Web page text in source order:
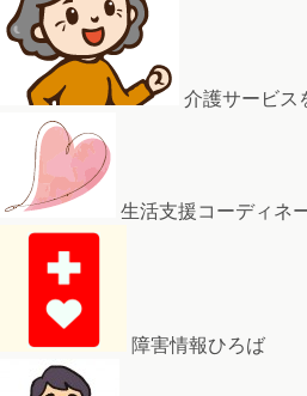
介護サービス
生活支援コーディネ
障害情報ひろば